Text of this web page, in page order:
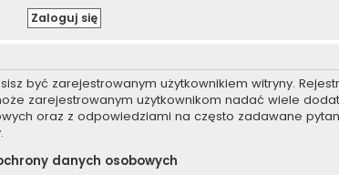
być zarejestrowanym użytkownikiem witryny.
zarejestrowanym użytkownikom nadać wiele
oraz z odpowiedziami na często zadawane
danych osobowych